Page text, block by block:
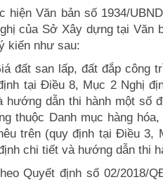
hiện Văn bản số 1934/
của Sở Xây dựng tại Văn
kiến như sau:
đất san lấp, đất đắp công
tại Điều 8, Mục 2 Nghị
hướng dẫn thi hành một số
thuộc Danh mục hàng
trên (quy định tại Điều 3,
chi tiết và hướng dẫn thi
Quyết định số 02/2018/